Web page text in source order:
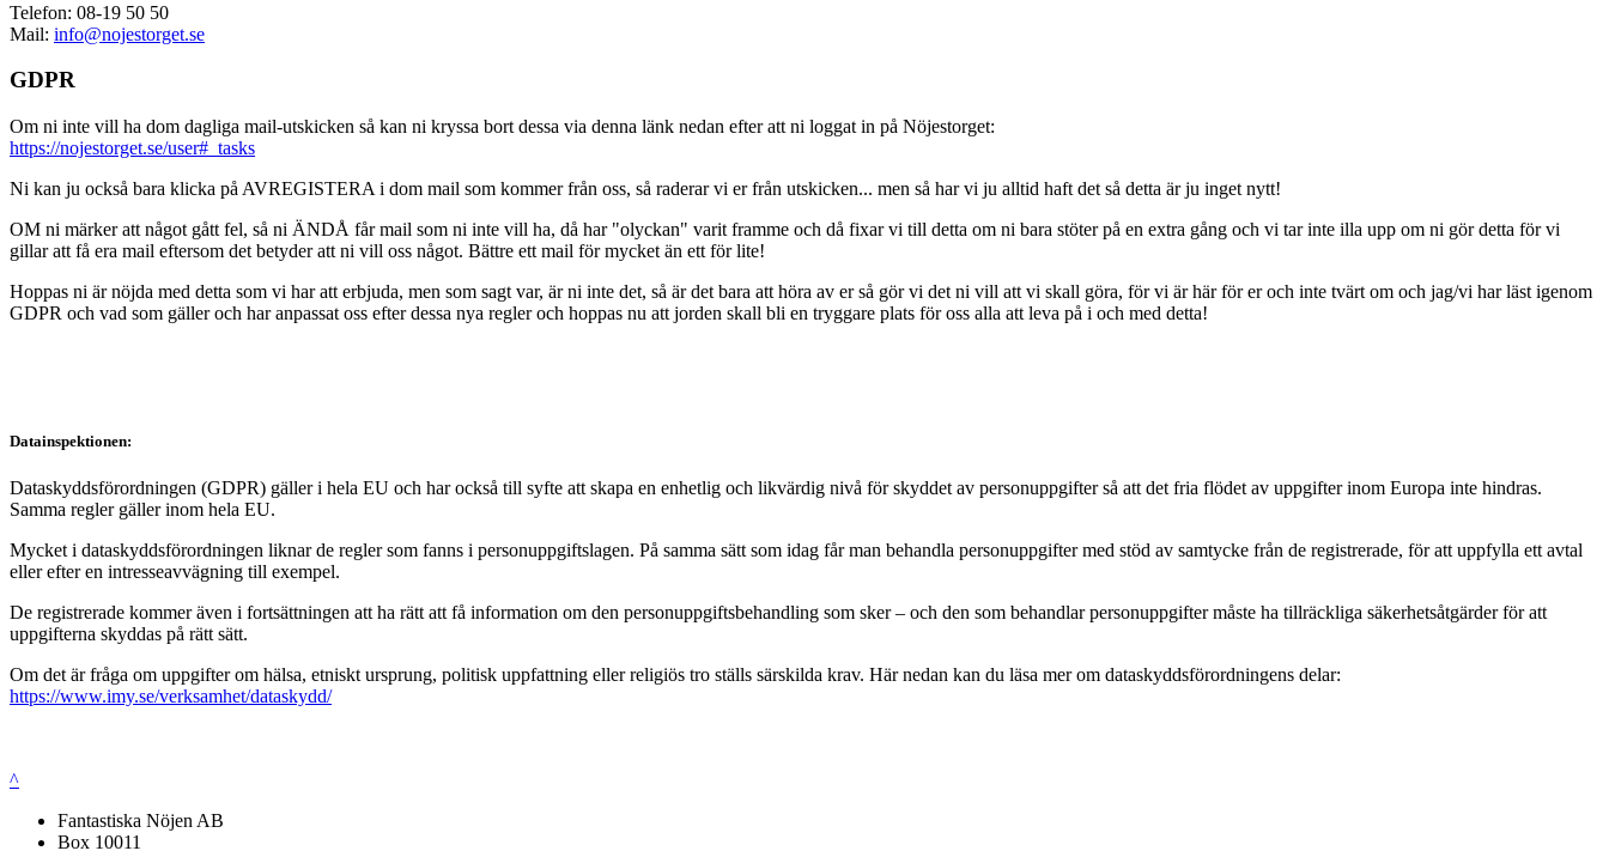
Telefon: 08-19 50 50
Mail: info@nojestorget.se
GDPR
Om ni inte vill ha dom dagliga mail-utskicken så kan ni kryssa bort dessa via denna länk nedan efter att ni loggat in på Nöjestorget:
https://nojestorget.se/user#_tasks
Ni kan ju också bara klicka på AVREGISTERA i dom mail som kommer från oss, så raderar vi er från utskicken... men så har vi ju alltid haft det så detta är ju inget nytt!
OM ni märker att något gått fel, så ni ÄNDÅ får mail som ni inte vill ha, då har "olyckan" varit framme och då fixar vi till detta om ni bara stöter på en extra gång och vi tar inte illa upp om ni gör detta för vi
gillar att få era mail eftersom det betyder att ni vill oss något. Bättre ett mail för mycket än ett för lite!
Hoppas ni är nöjda med detta som vi har att erbjuda, men som sagt var, är ni inte det, så är det bara att höra av er så gör vi det ni vill att vi skall göra, för vi är här för er och inte tvärt om och jag/vi har läst igenom
GDPR och vad som gäller och har anpassat oss efter dessa nya regler och hoppas nu att jorden skall bli en tryggare plats för oss alla att leva på i och med detta!
Datainspektionen:
Dataskyddsförordningen (GDPR) gäller i hela EU och har också till syfte att skapa en enhetlig och likvärdig nivå för skyddet av personuppgifter så att det fria flödet av uppgifter inom Europa inte hindras.
Samma regler gäller inom hela EU.
Mycket i dataskyddsförordningen liknar de regler som fanns i personuppgiftslagen. På samma sätt som idag får man behandla personuppgifter med stöd av samtycke från de registrerade, för att uppfylla ett avtal
eller efter en intresseavvägning till exempel.
De registrerade kommer även i fortsättningen att ha rätt att få information om den personuppgiftsbehandling som sker – och den som behandlar personuppgifter måste ha tillräckliga säkerhetsåtgärder för att
uppgifterna skyddas på rätt sätt.
Om det är fråga om uppgifter om hälsa, etniskt ursprung, politisk uppfattning eller religiös tro ställs särskilda krav. Här nedan kan du läsa mer om dataskyddsförordningens delar:
https://www.imy.se/verksamhet/dataskydd/
^
Fantastiska Nöjen AB
Box 10011